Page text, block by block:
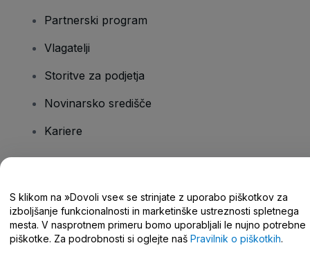
Partnerski program
Vlagatelji
Storitve za podjetja
Novinarsko središče
Kariere
Središče za pomoč/stik z nami
S klikom na »Dovoli vse« se strinjate z uporabo piškotkov za
izboljšanje funkcionalnosti in marketinške ustreznosti spletnega
mesta. V nasprotnem primeru bomo uporabljali le nujno potrebne
piškotke. Za podrobnosti si oglejte naš Pravilnik o piškotkih.